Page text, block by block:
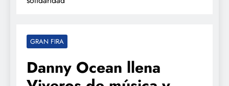
GRAN FIRA
Danny Ocean llena